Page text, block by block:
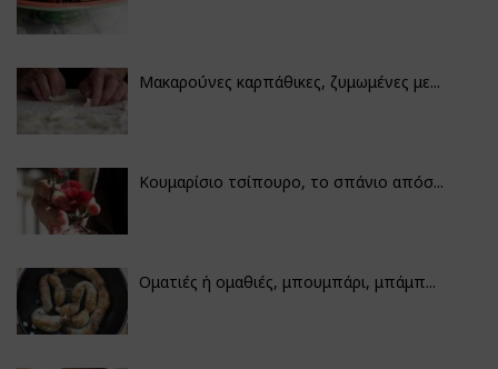
Μακαρούνες καρπάθικες, ζυμωμένες με...
Κουμαρίσιο τσίπουρο, το σπάνιο απόσ...
Οματιές ή ομαθιές, μπουμπάρι, μπάμπ...